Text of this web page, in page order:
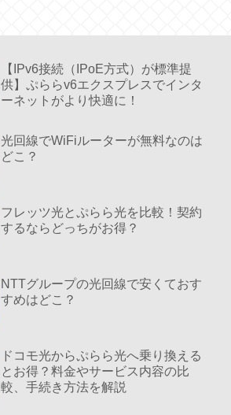
【IPv6接続（IPoE方式）が標準提
供】ぷららv6エクスプレスでインタ
ーネットがより快適に！
光回線でWiFiルーターが無料なのは
どこ？
フレッツ光とぷらら光を比較！契約
するならどっちがお得？
NTTグループの光回線で安くておす
すめはどこ？
ドコモ光からぷらら光へ乗り換える
とお得？料金やサービス内容の比
較、手続き方法を解説